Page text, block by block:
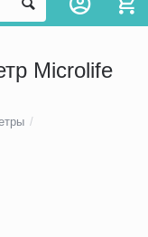
Microlife
/